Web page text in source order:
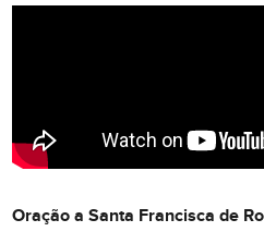
Oração a Santa Francisca de